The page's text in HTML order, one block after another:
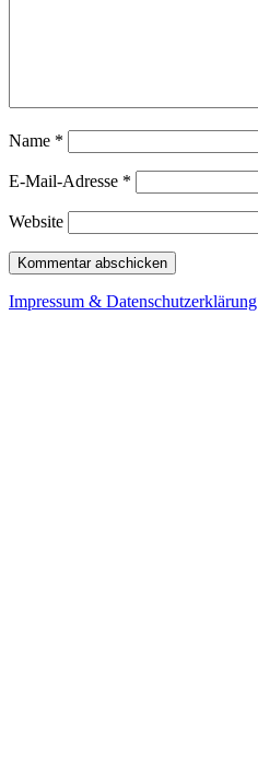
Name *
E-Mail-Adresse *
Website
Impressum & Datenschutzerklärung